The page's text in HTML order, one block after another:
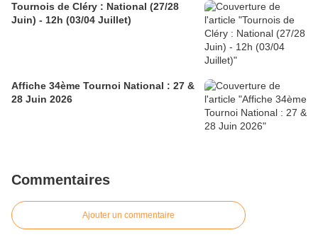
Tournois de Cléry : National (27/28
Juin) - 12h (03/04 Juillet)
Affiche 34ème Tournoi National : 27 &
28 Juin 2026
Commentaires
Ajouter un commentaire